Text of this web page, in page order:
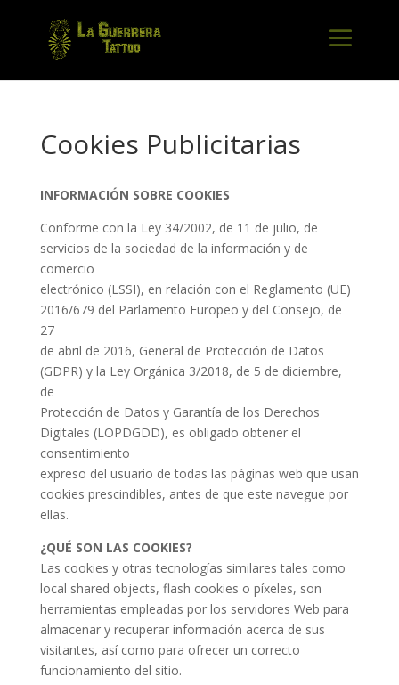
Cookies Publicitarias
INFORMACIÓN SOBRE COOKIES
Conforme con la Ley 34/2002, de 11 de julio, de
servicios de la sociedad de la información y de
comercio
electrónico (LSSI), en relación con el Reglamento (UE)
2016/679 del Parlamento Europeo y del Consejo, de
27
de abril de 2016, General de Protección de Datos
(GDPR) y la Ley Orgánica 3/2018, de 5 de diciembre,
de
Protección de Datos y Garantía de los Derechos
Digitales (LOPDGDD), es obligado obtener el
consentimiento
expreso del usuario de todas las páginas web que usan
cookies prescindibles, antes de que este navegue por
ellas.
¿QUÉ SON LAS COOKIES?
Las cookies y otras tecnologías similares tales como
local shared objects, flash cookies o píxeles, son
herramientas empleadas por los servidores Web para
almacenar y recuperar información acerca de sus
visitantes, así como para ofrecer un correcto
funcionamiento del sitio.